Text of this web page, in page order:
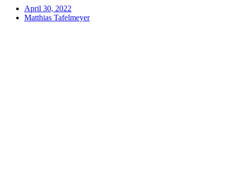
April 30, 2022
Matthias Tafelmeyer